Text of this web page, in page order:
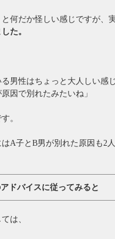
何だか怪しい感じですが、
た。
る男性はちょっと大人しい
因で別れたみたいね」
。
はA子とB男が別れた原因も
ドバイスに従ってみると
は、